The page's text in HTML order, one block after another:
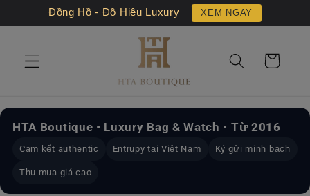
Đồng Hồ - Đồ Hiệu Luxury XEM NGAY
đến nội
Giỏ
hàng
HTA Boutique • Luxury Bag & Watch • Từ 2016
Cam kết authentic Entrupy tại Việt Nam Ký gửi minh bạch
Thu mua giá cao